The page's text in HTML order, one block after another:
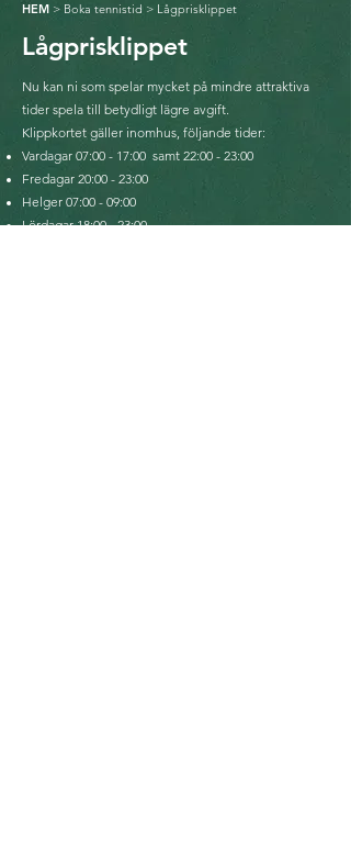
HEM > Boka tennistid > Lågprisklippet
Lågprisklippet
Nu kan ni som spelar mycket på mindre attraktiva
tider spela till betydligt lägre avgift.
Klippkortet gäller inomhus, följande tider:
Vardagar 07:00 - 17:00 samt 22:00 - 23:00
Fredagar 20:00 - 23:00
Helger 07:00 - 09:00
Lördagar 18:00 - 23:00